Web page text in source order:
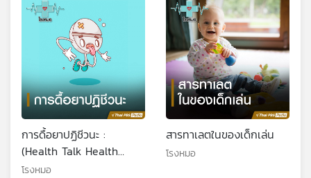
การดื้อยาปฏิชีวนะ :
(Health Talk Health
Tips)
โรงหมอ
สารทาเลตในของเด็กเล่น
โรงหมอ